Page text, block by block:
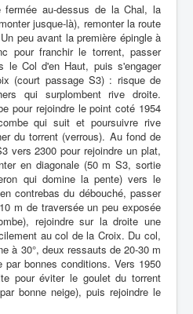
fermée au-dessus de la Chal, la
jusque-là), remonter la route
peu avant la première épingle à
pour franchir le torrent, passer
le Col d'en Haut, puis s'engager
(court passage S3) : risque de
qui surplombent rive droite.
pour rejoindre le point coté 1954
qui suit et poursuivre rive
du torrent (verrous). Au fond de
vers 2300 pour rejoindre un plat,
en diagonale (50 m S3, sortie
qui domine la pente) vers le
contrebas du débouché, passer
m de traversée un peu exposée
rejoindre sur la droite une
au col de la Croix. Du col,
à 30°, deux ressauts de 20-30 m
par bonnes conditions. Vers 1950
pour éviter le goulet du torrent
bonne neige), puis rejoindre le